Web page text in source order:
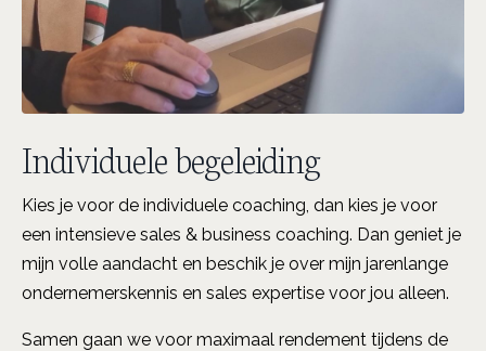
Individuele begeleiding
Kies je voor de individuele coaching, dan kies je voor
een intensieve sales & business coaching. Dan geniet je
mijn volle aandacht en beschik je over mijn jarenlange
ondernemerskennis en sales expertise voor jou alleen.
Samen gaan we voor maximaal rendement tijdens de